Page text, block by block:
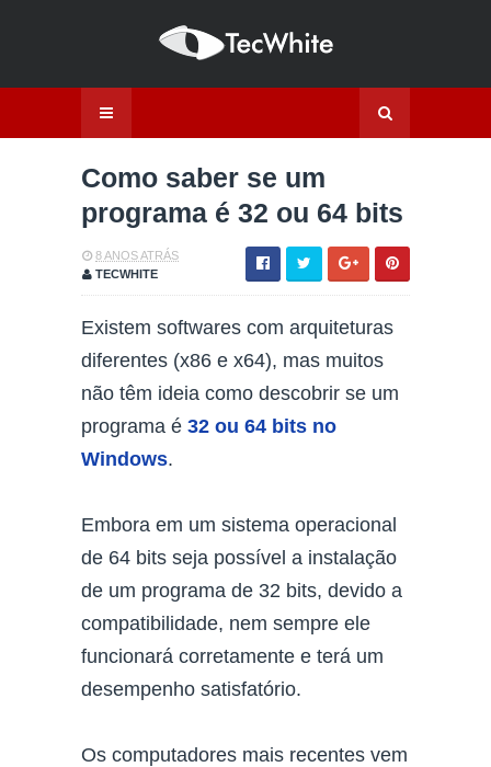
Como saber se um
programa é 32 ou 64 bits
8 ANOS ATRÁS
TECWHITE
Existem softwares com arquiteturas
diferentes (x86 e x64), mas muitos
não têm ideia como descobrir se um
programa é 32 ou 64 bits no
Windows.
Embora em um sistema operacional
de 64 bits seja possível a instalação
de um programa de 32 bits, devido a
compatibilidade, nem sempre ele
funcionará corretamente e terá um
desempenho satisfatório.
Os computadores mais recentes vem